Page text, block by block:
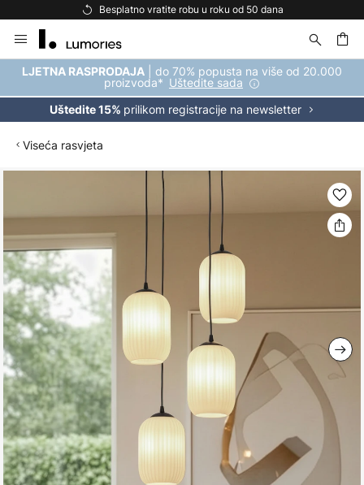
Besplatno vratite robu u roku od 50 dana
to
Content
LJETNA RASPRODAJA | do 70% popusta na više od 20.000
proizvoda* Uštedite sada
Uštedite 15% prilikom registracije na newsletter
Viseća rasvjeta
the
end
of
the
images
gallery